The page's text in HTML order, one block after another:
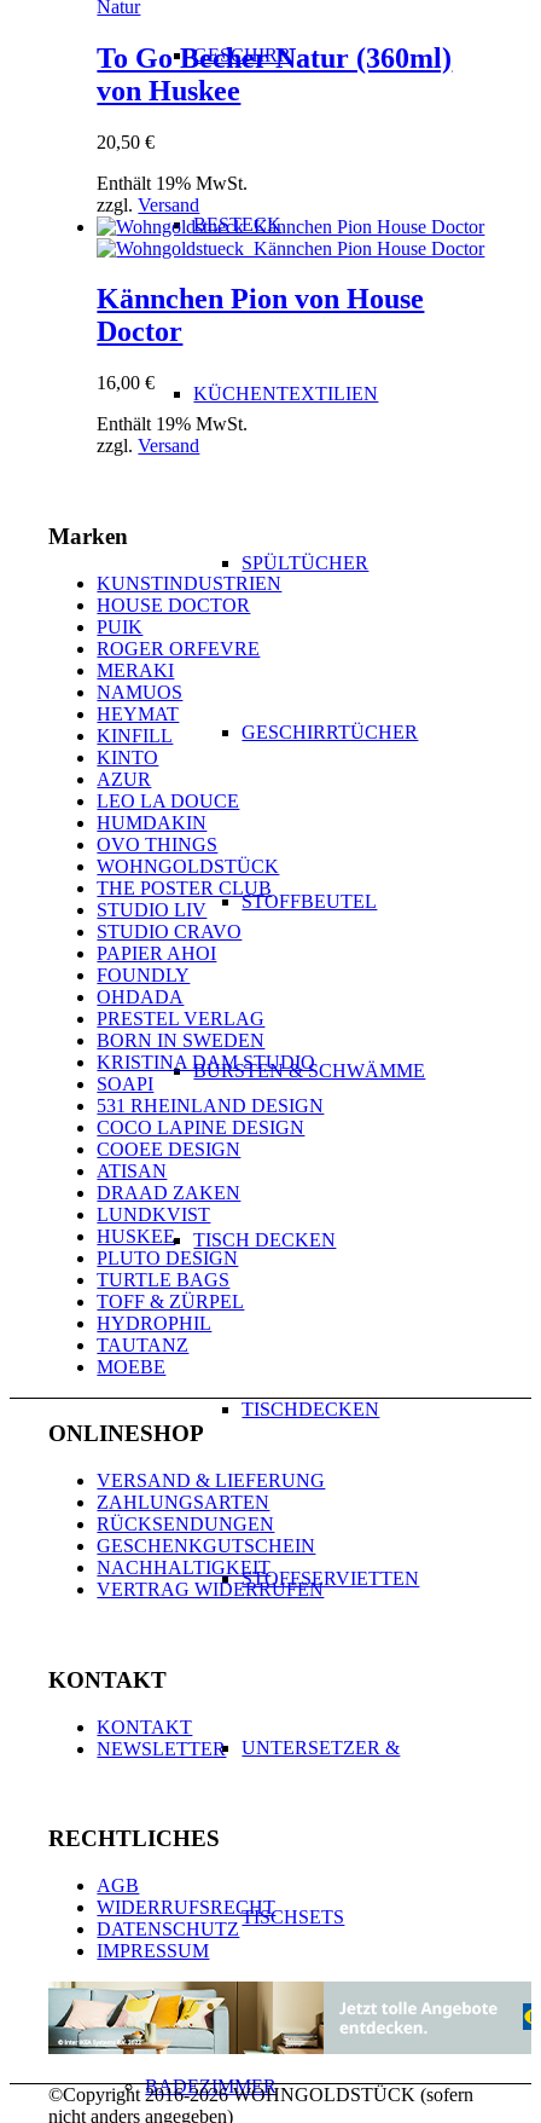
GESCHIRR
BESTECK
KÜCHENTEXTILIEN
SPÜLTÜCHER
GESCHIRRTÜCHER
STOFFBEUTEL
BÜRSTEN & SCHWÄMME
TISCH DECKEN
TISCHDECKEN
STOFFSERVIETTEN
UNTERSETZER &
TISCHSETS
BADEZIMMER
To Go Becher Natur (360ml)
von Huskee
20,50€
Enthält 19% MwSt.
zzgl.Versand
Kännchen Pion von House
Doctor
16,00€
Enthält 19% MwSt.
zzgl.Versand
Marken
KUNSTINDUSTRIEN
HOUSE DOCTOR
PUIK
ROGER ORFEVRE
MERAKI
NAMUOS
HEYMAT
KINFILL
KINTO
AZUR
LEO LA DOUCE
HUMDAKIN
OVO THINGS
WOHNGOLDSTÜCK
THE POSTER CLUB
STUDIO LIV
STUDIO CRAVO
PAPIER AHOI
FOUNDLY
OHDADA
PRESTEL VERLAG
BORN IN SWEDEN
KRISTINA DAM STUDIO
SOAPI
531 RHEINLAND DESIGN
COCO LAPINE DESIGN
COOEE DESIGN
ATISAN
DRAAD ZAKEN
LUNDKVIST
HUSKEE
PLUTO DESIGN
TURTLE BAGS
TOFF & ZÜRPEL
HYDROPHIL
TAUTANZ
MOEBE
ONLINESHOP
VERSAND & LIEFERUNG
ZAHLUNGSARTEN
RÜCKSENDUNGEN
GESCHENKGUTSCHEIN
NACHHALTIGKEIT
VERTRAG WIDERRUFEN
KONTAKT
KONTAKT
NEWSLETTER
RECHTLICHES
AGB
WIDERRUFSRECHT
DATENSCHUTZ
IMPRESSUM
©Copyright 2016-2026 WOHNGOLDSTÜCK (sofern
nicht anders angegeben)